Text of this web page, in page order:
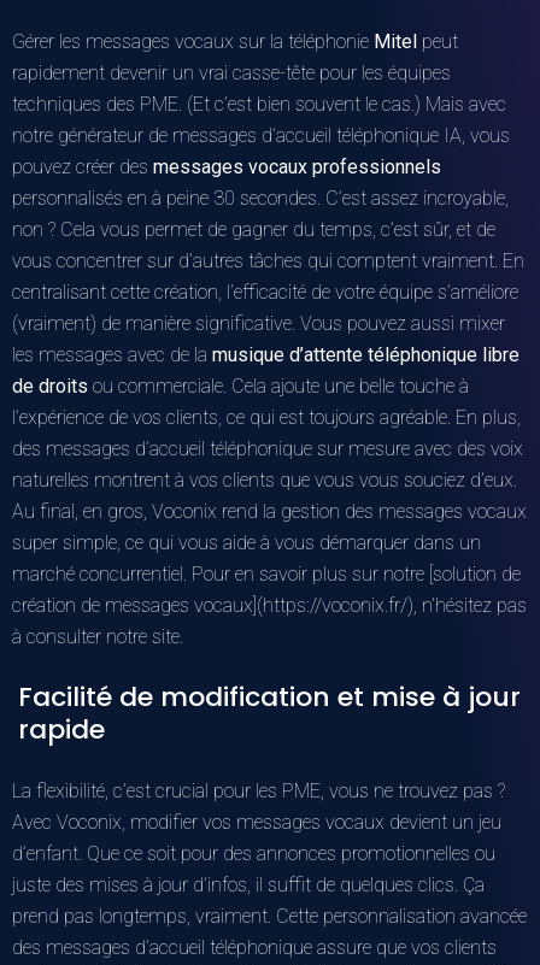
Gérer les messages vocaux sur la téléphonie Mitel peut
rapidement devenir un vrai casse-tête pour les équipes
techniques des PME. (Et c’est bien souvent le cas.) Mais avec
notre générateur de messages d’accueil téléphonique IA, vous
pouvez créer des messages vocaux professionnels
personnalisés en à peine 30 secondes. C’est assez incroyable,
non ? Cela vous permet de gagner du temps, c’est sûr, et de
vous concentrer sur d’autres tâches qui comptent vraiment. En
centralisant cette création, l’efficacité de votre équipe s’améliore
(vraiment) de manière significative. Vous pouvez aussi mixer
les messages avec de la musique d’attente téléphonique libre
de droits ou commerciale. Cela ajoute une belle touche à
l’expérience de vos clients, ce qui est toujours agréable. En plus,
des messages d’accueil téléphonique sur mesure avec des voix
naturelles montrent à vos clients que vous vous souciez d’eux.
Au final, en gros, Voconix rend la gestion des messages vocaux
super simple, ce qui vous aide à vous démarquer dans un
marché concurrentiel. Pour en savoir plus sur notre [solution de
création de messages vocaux](https://voconix.fr/), n’hésitez pas
à consulter notre site.
Facilité de modification et mise à jour
rapide
La flexibilité, c’est crucial pour les PME, vous ne trouvez pas ?
Avec Voconix, modifier vos messages vocaux devient un jeu
d’enfant. Que ce soit pour des annonces promotionnelles ou
juste des mises à jour d’infos, il suffit de quelques clics. Ça
prend pas longtemps, vraiment. Cette personnalisation avancée
des messages d’accueil téléphonique assure que vos clients